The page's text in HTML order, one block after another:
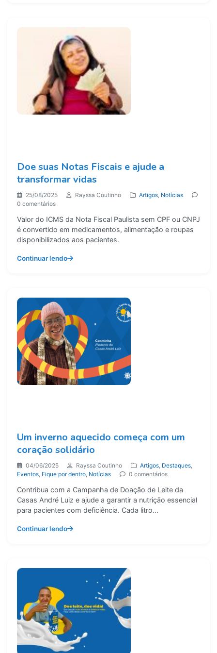
Doe suas Notas Fiscais e ajude a
transformar vidas
25/08/2025 Rayssa Coutinho Artigos, Notícias
0 comentários
Valor do ICMS da Nota Fiscal Paulista sem CPF ou CNPJ
é convertido em medicamentos, alimentação e roupas
disponibilizados aos pacientes.
Continuar lendo
Um inverno aquecido começa com um
coração solidário
04/06/2025 Rayssa Coutinho Artigos, Destaques,
Eventos, Fique por dentro, Notícias 0 comentários
Contribua com a Campanha de Doação de Leite da
Casas André Luiz e ajude a garantir a nutrição essencial
para pacientes com deficiência. Cada litro...
Continuar lendo